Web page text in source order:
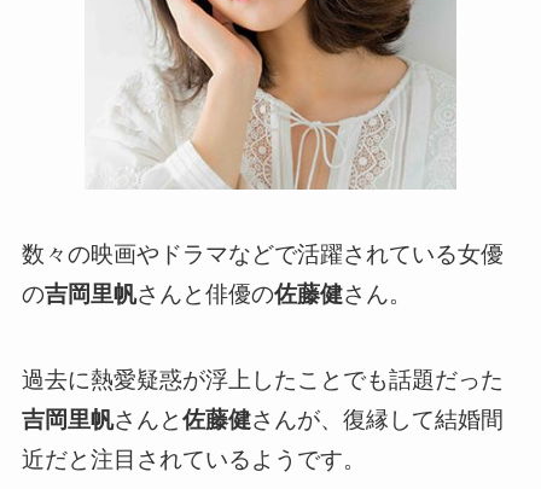
数々の映画やドラマなどで活躍されている女優
の吉岡里帆さんと俳優の佐藤健さん。
過去に熱愛疑惑が浮上したことでも話題だった
吉岡里帆さんと佐藤健さんが、復縁して結婚間
近だと注目されているようです。